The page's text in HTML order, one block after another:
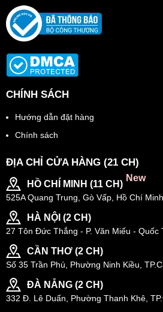
CHÍNH SÁCH
Hướng dẫn đặt hàng
Chính sách
ĐỊA CHỈ CỬA HÀNG (21 CH)
HỒ CHÍ MINH (11 CH)
New
525A Quang Trung, Gò Vấp, Hồ Chí Minh
HÀ NỘI (2 CH)
27 Tôn Đức Thắng - P. Văn Miếu - Quốc
CẦN THƠ (2 CH)
Số 35 Trần Phú, Phường Ninh Kiều,
ĐÀ NẴNG (2 CH)
332 Đ. Lê Duẩn, Phường Thanh Khê,